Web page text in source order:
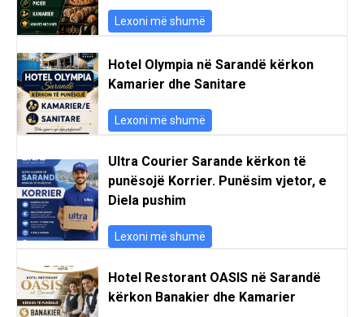
Lexoni më shumë
Hotel Olympia në Sarandë kërkon
Kamarier dhe Sanitare
Lexoni më shumë
Ultra Courier Sarande kërkon të
punësojë Korrier. Punësim vjetor, e
Diela pushim
Lexoni më shumë
Hotel Restorant OASIS në Sarandë
kërkon Banakier dhe Kamarier